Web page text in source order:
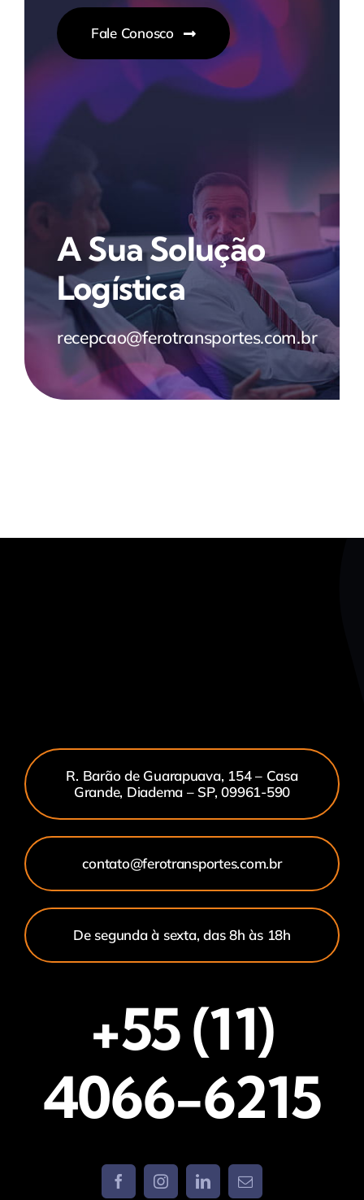
Fale Conosco
A Sua Solução
Logística
recepcao@ferotransportes.com.br
R. Barão de Guarapuava, 154 – Casa
Grande, Diadema – SP, 09961-590
contato@ferotransportes.com.br
De segunda à sexta, das 8h às 18h
+55 (11)
4066-6215